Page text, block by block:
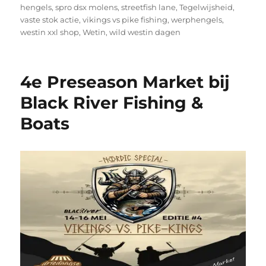
hengels,spro dsx molens,streetfish lane,Tegelwijsheid,
vaste stok actie,vikings vs pike fishing,werphengels,
westin xxl shop,Wetin,wild westin dagen
4e Preseason Market bij
Black River Fishing &
Boats